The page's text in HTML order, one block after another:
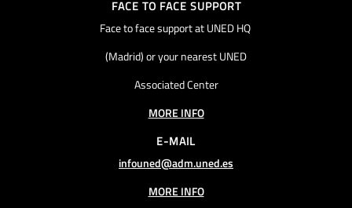
FACE TO FACE SUPPORT
Face to face support at UNED HQ
(Madrid) or your nearest UNED
Associated Center
MORE INFO
E-MAIL
infouned@adm.uned.es
MORE INFO